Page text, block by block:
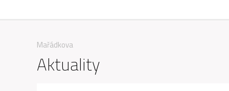
Mařádkova
Aktuality